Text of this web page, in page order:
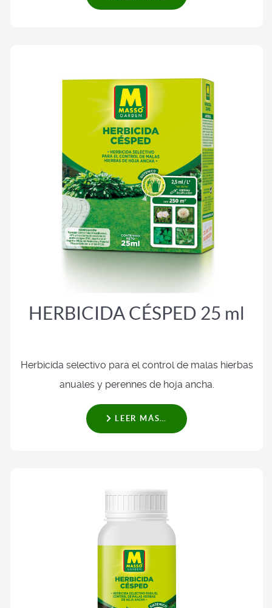
HERBICIDA CÉSPED 25 ml
Herbicida selectivo para el control de malas hierbas
anuales y perennes de hoja ancha.
LEER MÁS…